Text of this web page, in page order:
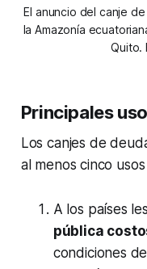
El anuncio del canje
la Amazonía
Quito.
Principales
Los canjes de
al menos cinco
A los países
pública
condiciones